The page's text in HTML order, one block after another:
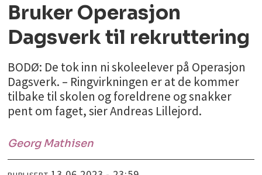
Bruker Operasjon
Dagsverk til rekruttering
BODØ: De tok inn ni skoleelever på Operasjon
Dagsverk. – Ringvirkningen er at de kommer
tilbake til skolen og foreldrene og snakker
pent om faget, sier Andreas Lillejord.
Georg Mathisen